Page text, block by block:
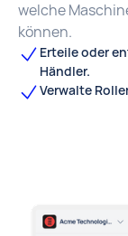
welche
können.
Erteile oder
Händler.
Verwalte